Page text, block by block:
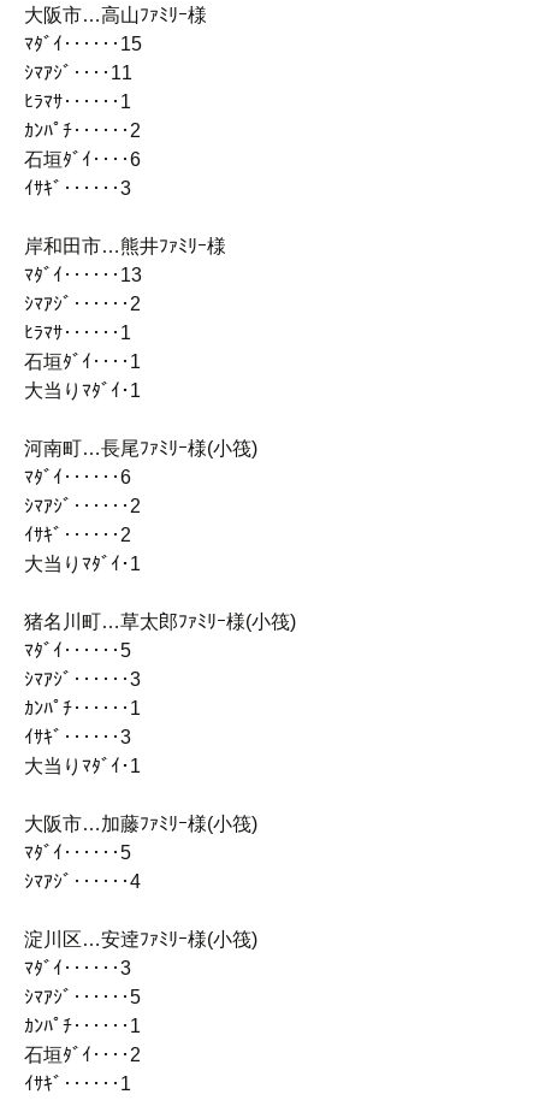
大阪市…高山ﾌｧﾐﾘｰ様
ﾏﾀﾞｲ‥‥‥15
ｼﾏｱｼﾞ‥‥11
ﾋﾗﾏｻ‥‥‥1
ｶﾝﾊﾟﾁ‥‥‥2
石垣ﾀﾞｲ‥‥6
ｲｻｷﾞ‥‥‥3
岸和田市…熊井ﾌｧﾐﾘｰ様
ﾏﾀﾞｲ‥‥‥13
ｼﾏｱｼﾞ‥‥‥2
ﾋﾗﾏｻ‥‥‥1
石垣ﾀﾞｲ‥‥1
大当りﾏﾀﾞｲ･1
河南町…長尾ﾌｧﾐﾘｰ様(小筏)
ﾏﾀﾞｲ‥‥‥6
ｼﾏｱｼﾞ‥‥‥2
ｲｻｷﾞ‥‥‥2
大当りﾏﾀﾞｲ･1
猪名川町…草太郎ﾌｧﾐﾘｰ様(小筏)
ﾏﾀﾞｲ‥‥‥5
ｼﾏｱｼﾞ‥‥‥3
ｶﾝﾊﾟﾁ‥‥‥1
ｲｻｷﾞ‥‥‥3
大当りﾏﾀﾞｲ･1
大阪市…加藤ﾌｧﾐﾘｰ様(小筏)
ﾏﾀﾞｲ‥‥‥5
ｼﾏｱｼﾞ‥‥‥4
淀川区…安逹ﾌｧﾐﾘｰ様(小筏)
ﾏﾀﾞｲ‥‥‥3
ｼﾏｱｼﾞ‥‥‥5
ｶﾝﾊﾟﾁ‥‥‥1
石垣ﾀﾞｲ‥‥2
ｲｻｷﾞ‥‥‥1